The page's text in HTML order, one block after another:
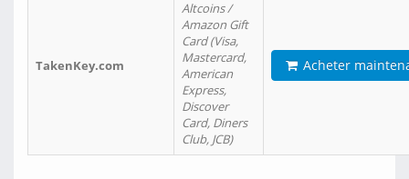
TakenKey.com
Altcoins /
Amazon Gift
Card (Visa,
Mastercard,
American
Express,
Discover
Card, Diners
Club, JCB)
Acheter